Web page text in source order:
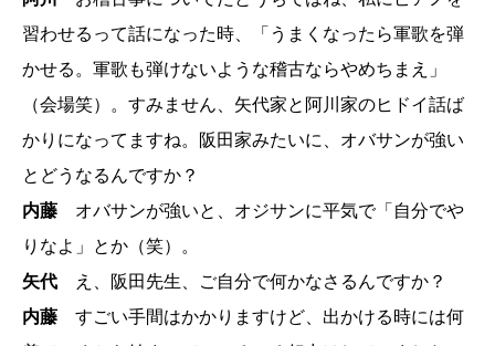
習わせるって話になった時、「うまくなったら軍歌を弾
かせる。軍歌も弾けないような稽古ならやめちまえ」
（会場笑）。すみません、矢代家と阿川家のヒドイ話ば
かりになってますね。阪田家みたいに、オバサンが強い
とどうなるんですか？
内藤 オバサンが強いと、オジサンに平気で「自分でや
りなよ」とか（笑）。
矢代 え、阪田先生、ご自分で何かなさるんですか？
内藤 すごい手間はかかりますけど、出かける時には何